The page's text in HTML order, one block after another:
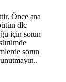
Önce ana
dlc
için sorun
sorun